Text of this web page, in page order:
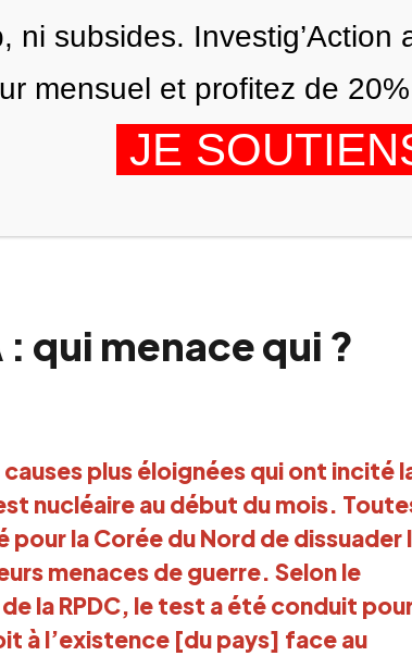
NOUS AGENDA
qui menace qui ?
plus éloignées qui ont incité
nucléaire au début du mois.
pour la Corée du Nord de dissuader
menaces de guerre. Selon le
la RPDC, le test a été conduit
à l’existence [du pays] face au
ni subsides. Investig’Action
mensuel et profitez de
JE